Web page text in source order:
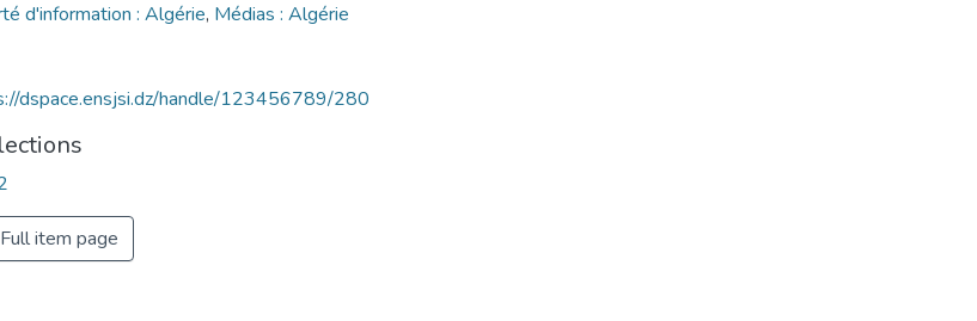
d'information : Algérie, Médias : Algérie
dspace.ensjsi.dz/handle/123456789/280
Full item page